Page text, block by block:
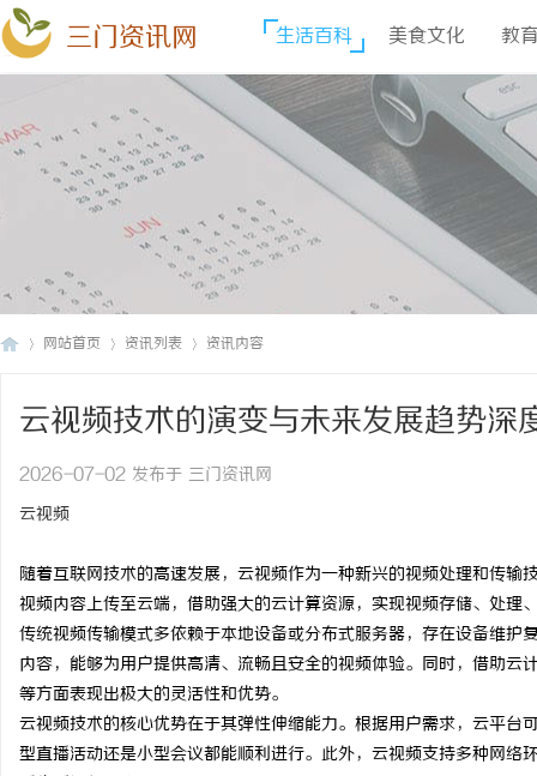
三门资讯网 生活百科 美食文化 教
网站首页 资讯列表 资讯内容
云视频技术的演变与未来发展趋势深
2026-07-02 发布于 三门资讯网
云视频
随着互联网技术的高速发展，云视频作为一种新兴的视频处理和传
视频内容上传至云端，借助强大的云计算资源，实现视频存储、处理
传统视频传输模式多依赖于本地设备或分布式服务器，存在设备维
内容，能够为用户提供高清、流畅且安全的视频体验。同时，借助
等方面表现出极大的灵活性和优势。
云视频技术的核心优势在于其弹性伸缩能力。根据用户需求，云平
型直播活动还是小型会议都能顺利进行。此外，云视频支持多种网